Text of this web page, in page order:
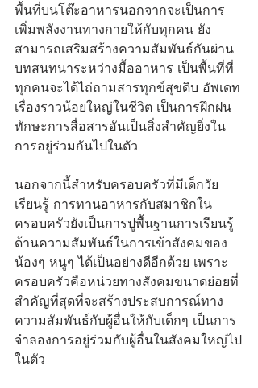
พื้นที่บนโต๊ะอาหารนอกจากจะเป็นการ
เพิ่มพลังงานทางกายให้กับทุกคน ยัง
สามารถเสริมสร้างความสัมพันธ์กันผ่าน
บทสนทนาระหว่างมื้ออาหาร เป็นพื้นที่ที่
ทุกคนจะได้ไถ่ถามสารทุกข์สุขดิบ อัพเดท
เรื่องราวน้อยใหญ่ในชีวิต เป็นการฝึกฝน
ทักษะการสื่อสารอันเป็นสิ่งสำคัญยิ่งใน
การอยู่ร่วมกันไปในตัว
นอกจากนี้สำหรับครอบครัวที่มีเด็กวัย
เรียนรู้ การทานอาหารกับสมาชิกใน
ครอบครัวยังเป็นการปูพื้นฐานการเรียนรู้
ด้านความสัมพันธ์ในการเข้าสังคมของ
น้องๆ หนูๆ ได้เป็นอย่างดีอีกด้วย เพราะ
ครอบครัวคือหน่วยทางสังคมขนาดย่อยที่
สำคัญที่สุดที่จะสร้างประสบการณ์ทาง
ความสัมพันธ์กับผู้อื่นให้กับเด็กๆ เป็นการ
จำลองการอยู่ร่วมกับผู้อื่นในสังคมใหญ่ไป
ในตัว